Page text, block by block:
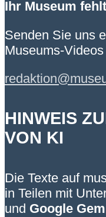
Ihr Museum
Senden Sie uns
Museums-Videos
HINWEIS
VON KI
Die Texte auf
in Teilen mit
und Google